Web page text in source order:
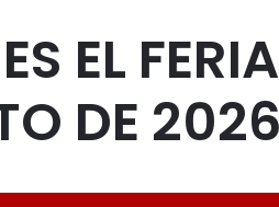
EL
DE